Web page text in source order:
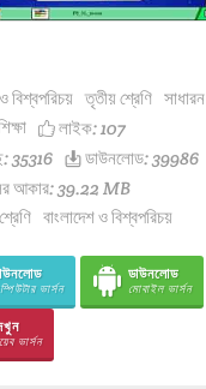
বিশ্বপরিচয় তৃতীয় শ্রেণি সাধারন
লাইক:107
35316
ডাউনলোড: 39986
আকার: 39.22 MB
বাংলাদেশ ও বিশ্বপরিচয়
ভার্সন
ডাউনলোড
মোবাইল ভার্সন
ভার্সন